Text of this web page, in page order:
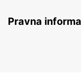
Pravna